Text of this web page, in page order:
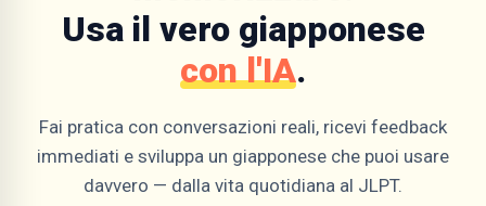
Usa il vero giapponese
con l'IA.
Fai pratica con conversazioni reali, ricevi feedback
immediati e sviluppa un giapponese che puoi usare
davvero — dalla vita quotidiana al JLPT.